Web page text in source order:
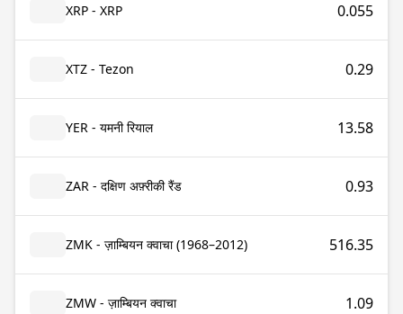
XRP - XRP 0.055
XTZ - Tezon 0.29
YER - यमनी रियाल 13.58
ZAR - दक्षिण अफ़्रीकी रैंड 0.93
ZMK - ज़ाम्बियन क्वाचा (1968–2012) 516.35
ZMW - ज़ाम्बियन क्वाचा 1.09